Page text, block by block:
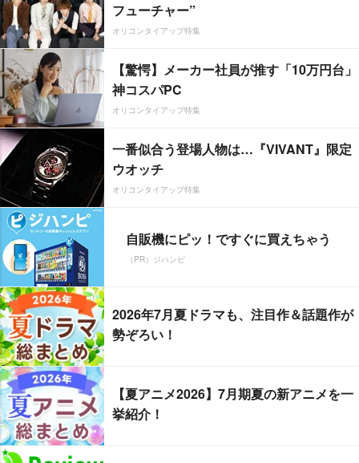
フューチャー”
オリコンタイアップ特集
【驚愕】メーカー社員が推す「10万円台」
神コスパPC
オリコンタイアップ特集
一番似合う登場人物は…『VIVANT』限定
ウオッチ
オリコンタイアップ特集
自販機にピッ！ですぐに買えちゃう
（PR）ジハンピ
2026年7月夏ドラマも、注目作＆話題作が
勢ぞろい！
【夏アニメ2026】7月期夏の新アニメを一
挙紹介！